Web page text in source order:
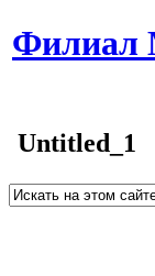
Филиал
Untitled_1